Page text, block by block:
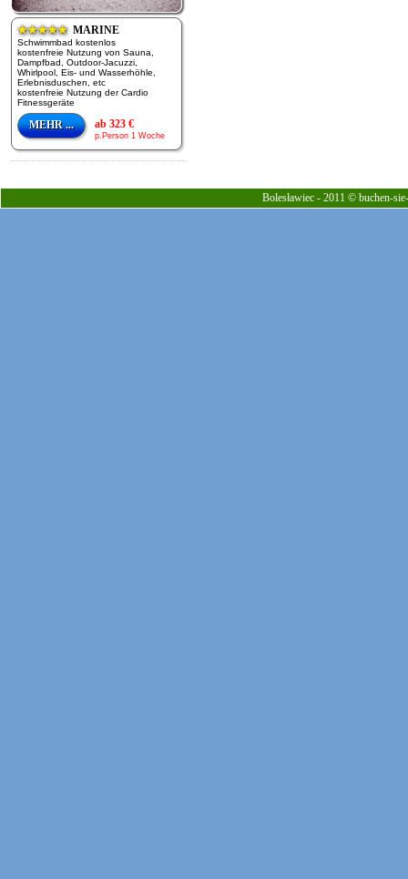
★★★★★MARINE
Schwimmbad kostenlos
kostenfreie Nutzung von Sauna,
Dampfbad, Outdoor-Jacuzzi,
Whirlpool, Eis- und Wasserhöhle,
Erlebnisduschen, etc
kostenfreie Nutzung der Cardio
Fitnessgeräte
MEHR ... ab 323 €
p.Person 1 Woche
Bolesławiec - 2011 © buchen-